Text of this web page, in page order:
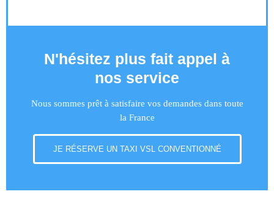
N'hésitez plus fait appel à
nos service
Nous sommes prêt à satisfaire vos demandes dans toute
la France
JE RÉSERVE UN TAXI VSL CONVENTIONNÉ